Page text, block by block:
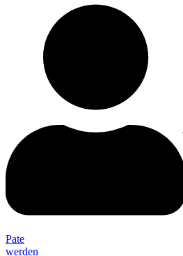
Pate
werden